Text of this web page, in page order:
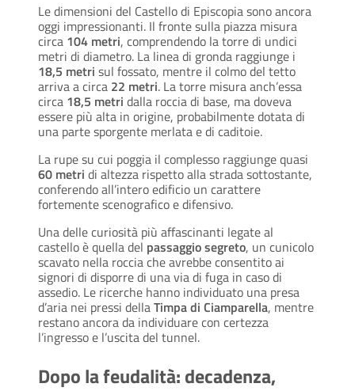
Le dimensioni del Castello di Episcopia sono ancora
oggi impressionanti. Il fronte sulla piazza misura
circa 104 metri, comprendendo la torre di undici
metri di diametro. La linea di gronda raggiunge i
18,5 metri sul fossato, mentre il colmo del tetto
arriva a circa 22 metri. La torre misura anch’essa
circa 18,5 metri dalla roccia di base, ma doveva
essere più alta in origine, probabilmente dotata di
una parte sporgente merlata e di caditoie.
La rupe su cui poggia il complesso raggiunge quasi
60 metri di altezza rispetto alla strada sottostante,
conferendo all’intero edificio un carattere
fortemente scenografico e difensivo.
Una delle curiosità più affascinanti legate al
castello è quella del passaggio segreto, un cunicolo
scavato nella roccia che avrebbe consentito ai
signori di disporre di una via di fuga in caso di
assedio. Le ricerche hanno individuato una presa
d’aria nei pressi dellaTimpa di Ciamparella, mentre
restano ancora da individuare con certezza
l’ingresso e l’uscita del tunnel.
Dopo la feudalità: decadenza,